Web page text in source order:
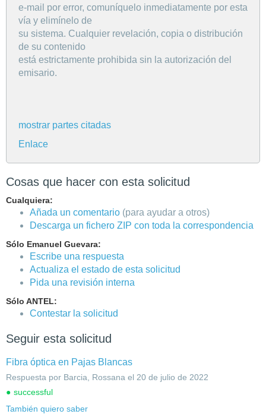
e-mail por error, comuníquelo inmediatamente por esta
vía y elimínelo de
su sistema. Cualquier revelación, copia o distribución
de su contenido
está estrictamente prohibida sin la autorización del
emisario.
mostrar partes citadas
Enlace
Cosas que hacer con esta solicitud
Cualquiera:
Añada un comentario (para ayudar a otros)
Descarga un fichero ZIP con toda la correspondencia
Sólo Emanuel Guevara:
Escribe una respuesta
Actualiza el estado de esta solicitud
Pida una revisión interna
Sólo ANTEL:
Contestar la solicitud
Seguir esta solicitud
Fibra óptica en Pajas Blancas
Respuesta por Barcia, Rossana el 20 de julio de 2022
successful
También quiero saber